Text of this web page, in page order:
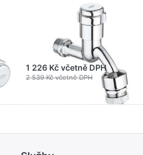
GROHE WATER TECHNOL. AG& CO.KG
GROHE Kombinace
armatur DN 15
Chrom #41154000
1 226 Kč včetně DPH
2 539 Kč včetně DPH